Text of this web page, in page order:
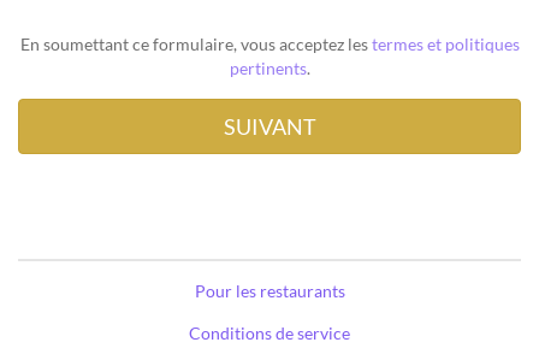
En soumettant ce formulaire, vous acceptez lestermes et politiques
pertinents.
Pour les restaurants
Conditions de service